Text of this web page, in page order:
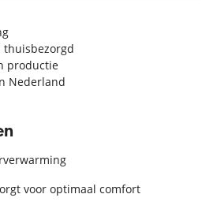
thuisbezorgd
productie
Nederland
voor optimaal comfort